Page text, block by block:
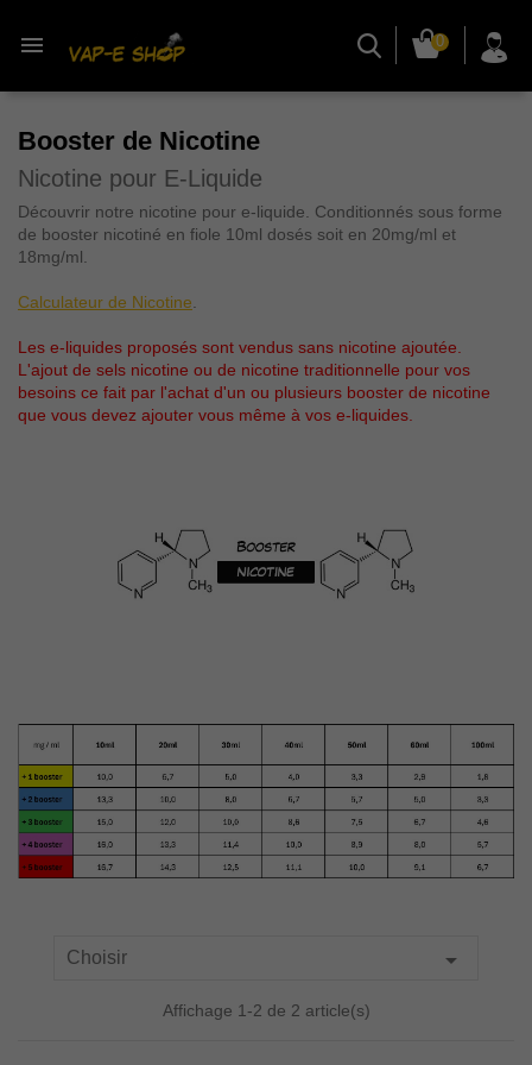
 0
Booster de Nicotine
Nicotine pour E-Liquide
Découvrir notre nicotine pour e-liquide . Conditionnés sous forme
de booster nicotiné en fiole 10ml dosés soit en 20mg/ml et
18mg/ml.
Calculateur de Nicotine
Les e-liquides proposés sont vendus sans nicotine ajoutée.
L'ajout de sels nicotine ou de nicotine traditionnelle pour vos
besoins ce fait par l'achat d'un ou plusieurs booster de nicotine
que vous devez ajouter vous même à vos e-liquides.
Choisir 
Affichage 1-2 de 2 article(s)